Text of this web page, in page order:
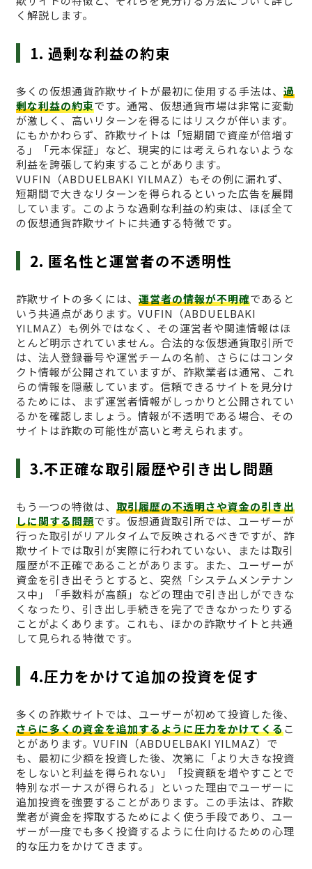
く解説します。
1. 過剰な利益の約束
多くの仮想通貨詐欺サイトが最初に使用する手法は、 過
剰な利益の約束です。通常、仮想通貨市場は非常に変動
が激しく、高いリターンを得るにはリスクが伴います。
にもかかわらず、詐欺サイトは「短期間で資産が倍増す
る」「元本保証」など、現実的には考えられないような
利益を誇張して約束することがあります。
VUFΙN（ABDUELBAKI YILMAZ）もその例に漏れず、
短期間で大きなリターンを得られるといった広告を展開
しています。このような過剰な利益の約束は、ほぼ全て
の仮想通貨詐欺サイトに共通する特徴です。
2. 匿名性と運営者の不透明性
詐欺サイトの多くには、 運営者の情報が不明確であると
いう共通点があります。VUFΙN（ABDUELBAKI
YILMAZ）も例外ではなく、その運営者や関連情報はほ
とんど明示されていません。合法的な仮想通貨取引所で
は、法人登録番号や運営チームの名前、さらにはコンタ
クト情報が公開されていますが、詐欺業者は通常、これ
らの情報を隠蔽しています。信頼できるサイトを見分け
るためには、まず運営者情報がしっかりと公開されてい
るかを確認しましょう。情報が不透明である場合、その
サイトは詐欺の可能性が高いと考えられます。
3.不正確な取引履歴や引き出し問題
もう一つの特徴は、 取引履歴の不透明さや資金の引き出
しに関する問題です。仮想通貨取引所では、ユーザーが
行った取引がリアルタイムで反映されるべきですが、詐
欺サイトでは取引が実際に行われていない、または取引
履歴が不正確であることがあります。また、ユーザーが
資金を引き出そうとすると、突然「システムメンテナン
ス中」「手数料が高額」などの理由で引き出しができな
くなったり、引き出し手続きを完了できなかったりする
ことがよくあります。これも、ほかの詐欺サイトと共通
して見られる特徴です。
4.圧力をかけて追加の投資を促す
多くの詐欺サイトでは、ユーザーが初めて投資した後、
さらに多くの資金を追加するように圧力をかけてくるこ
とがあります。VUFΙN（ABDUELBAKI YILMAZ）で
も、最初に少額を投資した後、次第に「より大きな投資
をしないと利益を得られない」「投資額を増やすことで
特別なボーナスが得られる」といった理由でユーザーに
追加投資を強要することがあります。この手法は、詐欺
業者が資金を搾取するためによく使う手段であり、ユー
ザーが一度でも多く投資するように仕向けるための心理
的な圧力をかけてきます。